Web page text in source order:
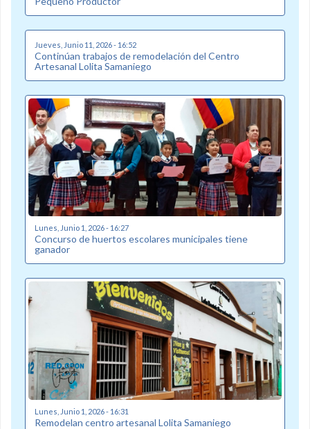
Jueves, Junio 11, 2026 - 16:52
Continúan trabajos de remodelación del Centro
Artesanal Lolita Samaniego
Lunes, Junio 1, 2026 - 16:27
Concurso de huertos escolares municipales tiene
ganador
Lunes, Junio 1, 2026 - 16:31
Remodelan centro artesanal Lolita Samaniego